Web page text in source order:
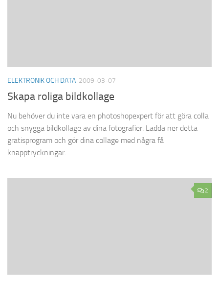
ELEKTRONIK OCH DATA 2009-03-07
Skapa roliga bildkollage
Nu behöver du inte vara en photoshopexpert för att göra colla
och snygga bildkollage av dina fotografier. Ladda ner detta
gratisprogram och gör dina collage med några få
knapptryckningar.
2